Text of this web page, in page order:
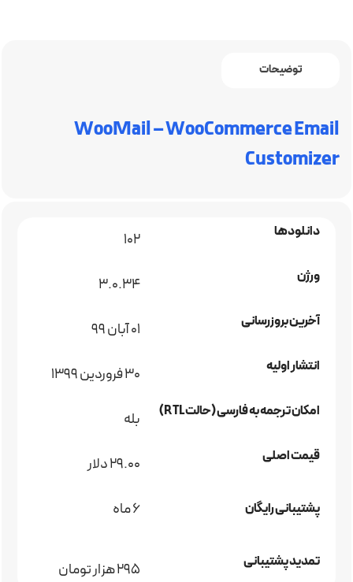
توضیحات
WooMail – WooCommerce Email
Customizer
دانلودها 102
ورژن 3.0.34
آخرین بروزرسانی ۰۱ آبان ۹۹
انتشار اولیه 30 فروردین 1399
امکان ترجمه به فارسی (حالت RTL) بله
قیمت اصلی 29.00 دلار
پشتیبانی رایگان 6 ماه
تمدید پشتیبانی 295 هزار تومان